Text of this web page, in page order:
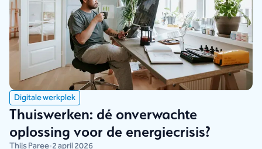
Digitale werkplek
Thuiswerken: dé onverwachte
oplossing voor de energiecrisis?
Thijs Paree•2 april 2026